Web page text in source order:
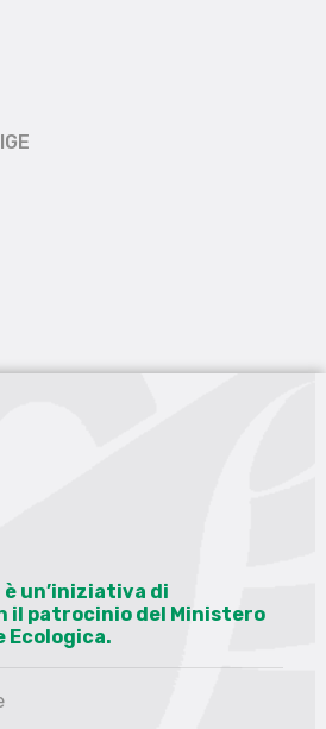
un’iniziativa di
il patrocinio del Ministero
Ecologica.